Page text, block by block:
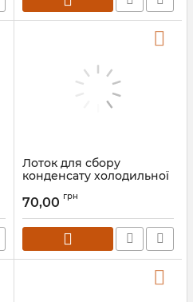
Лоток для сбору
конденсату холодильної
70,00 грн